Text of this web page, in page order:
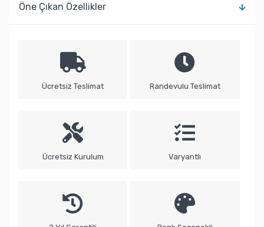
Öne Çıkan Özellikler
Ücretsiz Teslimat Randevulu Teslimat
Ücretsiz Kurulum Varyantlı